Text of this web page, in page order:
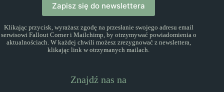
Zapisz się do newslettera
Klikając przycisk, wyrażasz zgodę na przesłanie swojego adresu email
serwisowi Fallout Corner i Mailchimp, by otrzymywać powiadomienia o
aktualnościach. W każdej chwili możesz zrezygnować z newslettera,
klikając link w otrzymanych mailach.
Znajdź nas na